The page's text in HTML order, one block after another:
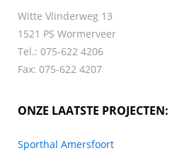
Witte Vlinderweg 13
1521 PS Wormerveer
Tel.: 075-622 4206
Fax: 075-622 4207
ONZE LAATSTE PROJECTEN:
Sporthal Amersfoort